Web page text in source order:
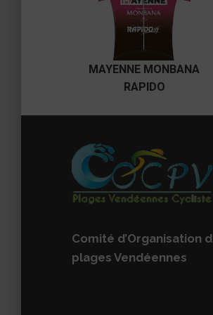
MAYENNE MONBANA
RAPIDO
Comité d’Organisation
plages Vendéennes